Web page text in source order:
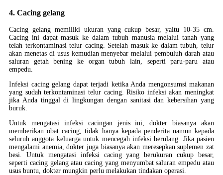
4. Cacing gelang
Cacing gelang memiliki ukuran yang cukup besar, yaitu 10-35 cm.
Cacing ini dapat masuk ke dalam tubuh manusia melalui tanah yang
telah terkontaminasi telur cacing. Setelah masuk ke dalam tubuh, telur
akan menetas di usus kemudian menyebar melalui pembuluh darah atau
saluran getah bening ke organ tubuh lain, seperti paru-paru atau
empedu.
Infeksi cacing gelang dapat terjadi ketika Anda mengonsumsi makanan
yang sudah terkontaminasi telur cacing. Risiko infeksi akan meningkat
jika Anda tinggal di lingkungan dengan sanitasi dan kebersihan yang
buruk.
Untuk mengatasi infeksi cacingan jenis ini, dokter biasanya akan
memberikan obat cacing, tidak hanya kepada penderita namun kepada
seluruh anggota keluarga untuk mencegah infeksi berulang. Jika pasien
mengalami anemia, dokter juga biasanya akan meresepkan suplemen zat
besi. Untuk mengatasi infeksi cacing yang berukuran cukup besar,
seperti cacing gelang atau cacing yang menyumbat saluran empedu atau
usus buntu, dokter mungkin perlu melakukan tindakan operasi.